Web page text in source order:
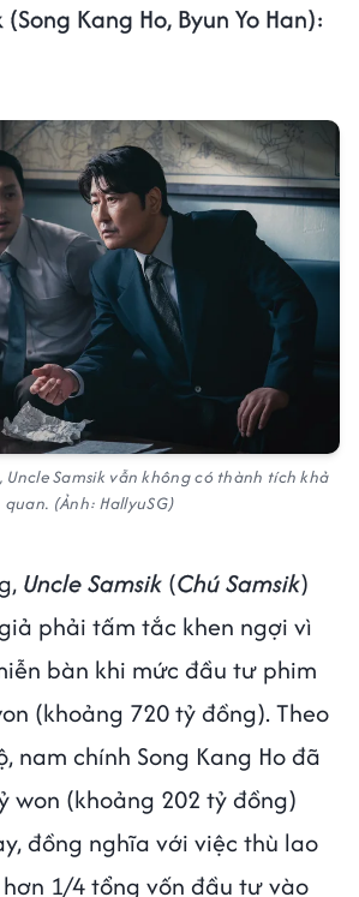
Kang Ho, Byun Yo Han):
Samsik vẫn không có thành tích khả
quan. (Ảnh: HallyuSG)
Uncle Samsik (Chú Samsik)
phải tấm tắc khen ngợi vì
bàn khi mức đầu tư phim
(khoảng 720 tỷ đồng). Theo
nam chính Song Kang Ho đã
won (khoảng 202 tỷ đồng)
đồng nghĩa với việc thù lao
1/4 tổng vốn đầu tư vào